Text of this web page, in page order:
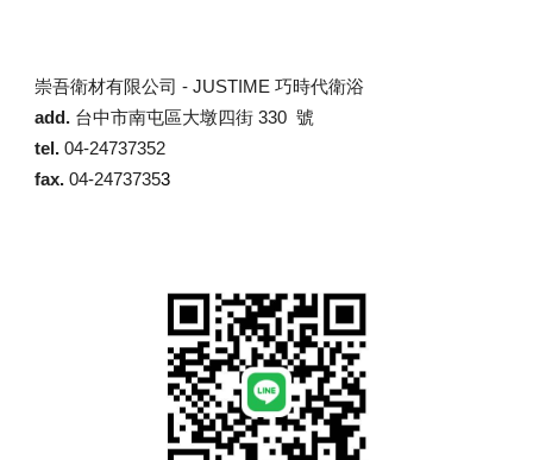
崇吾衛材有限公司 -JUSTIME 巧時代衛浴
add. 台中市南屯區大墩四街 330 號
tel.04-24737352
fax.04-24737353